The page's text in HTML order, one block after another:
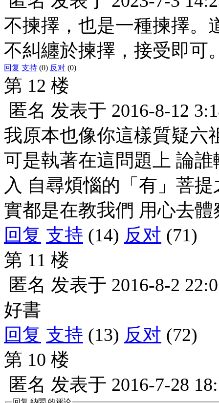
不揀擇，也是一種揀擇。
不糾纏於揀擇，接受即可
回复 支持 (0) 反对 (0)
第 12 楼
匿名 发表于 2016-8-12
我原本也像你這樣質疑六
可是執著在這問題上 論
入 自尋煩惱的「有」菩
實都是在教我們 用心去
回复 支持 (14) 反对 (71)
第 11 楼
匿名 发表于 2016-8-2
好書
回复 支持 (13) 反对 (72)
第 10 楼
匿名 发表于 2016-7-28